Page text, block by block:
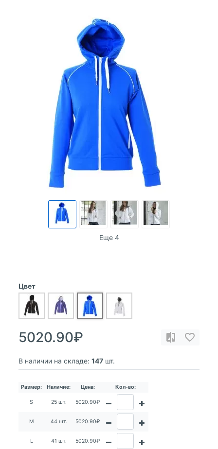
Еще 4
Цвет
5020.90₽
В наличии на складе: 147 шт.
Размер: Наличие: Цена: Кол-во:
S 25 шт. 5020.90₽
M 44 шт. 5020.90₽
L 41 шт. 5020.90₽